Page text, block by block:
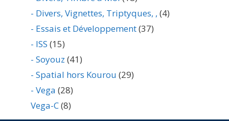
- Divers, Vignettes, Triptyques, , (4)
- Essais et Développement(37)
- ISS (15)
- Soyouz (41)
- Spatial hors Kourou (29)
- Vega (28)
Vega-C(8)